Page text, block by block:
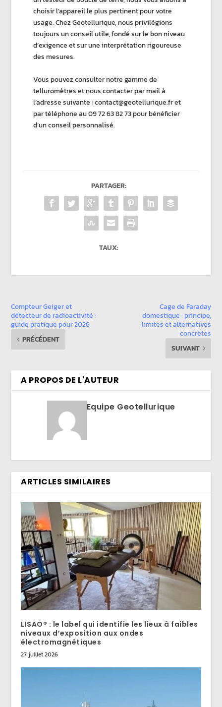
choisir l’appareil le plus pertinent pour votre
usage. ChezGeotellurique, nous privilégions
toujours un conseil utile, fondé sur le bon niveau
d’exigence et sur une interprétation rigoureuse
des mesures.
Vous pouvez consulter notre gamme de
telluromètres et nous contacter par mail à
l’adresse suivante : contact@geotellurique.fret
par téléphone au09 72 63 82 73pour bénéficier
d’un conseil personnalisé.
PARTAGER:
TAUX:
Compteur Geiger et
détecteur de radioactivité :
guide pratique pour 2026
PRÉCÉDENT
Cage de Faraday
domestique : principe,
limites et alternatives
concrètes
SUIVANT
A PROPOS DE L'AUTEUR
Equipe Geotellurique
ARTICLES SIMILAIRES
LISAO® : le label qui identifie les lieux à faibles
niveaux d’exposition aux ondes
électromagnétiques
27 juillet 2026